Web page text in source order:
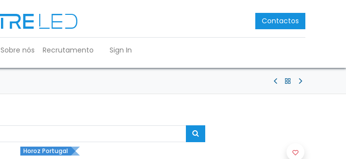
Contactos
Sobre nós Recrutamento Sign In
Horoz Portugal